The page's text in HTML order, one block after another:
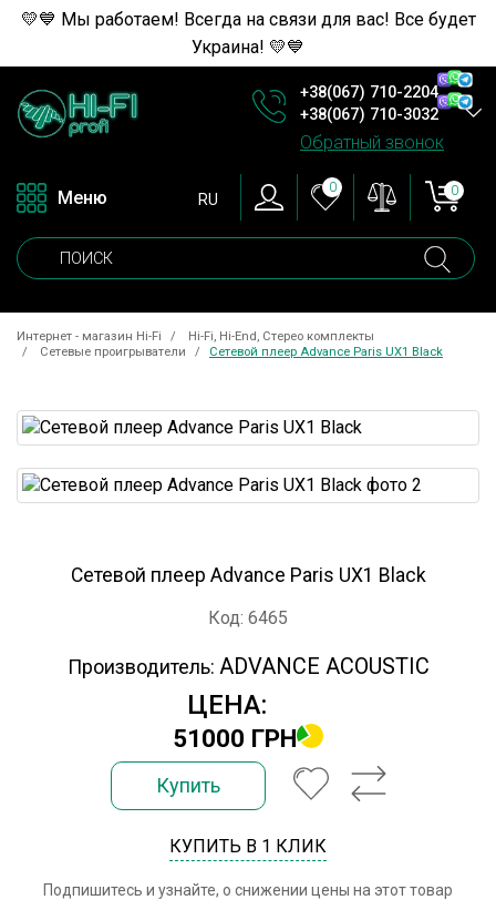
💛💙 Мы работаем! Всегда на связи для вас! Все будет
Украина! 💛💙
+38(067) 710-2204
+38(067) 710-3032
Обратный звонок
Меню RU
0 0
Интернет - магазин Hi-Fi
Hi-Fi, Hi-End, Стерео комплекты
Сетевые проигрыватели
Сетевой плеер Advance Paris UX1 Black
Сетевой плеер Advance Paris UX1 Black
Код: 6465
Производитель: ADVANCE ACOUSTIC
ЦЕНА:
51000 ГРН
Купить
КУПИТЬ В 1 КЛИК
Подпишитесь и узнайте, о снижении цены на этот товар